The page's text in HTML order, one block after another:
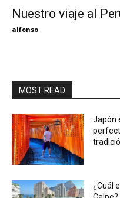
Nuestro viaje al
alfonso
MOST READ
Japón
¿Cuál